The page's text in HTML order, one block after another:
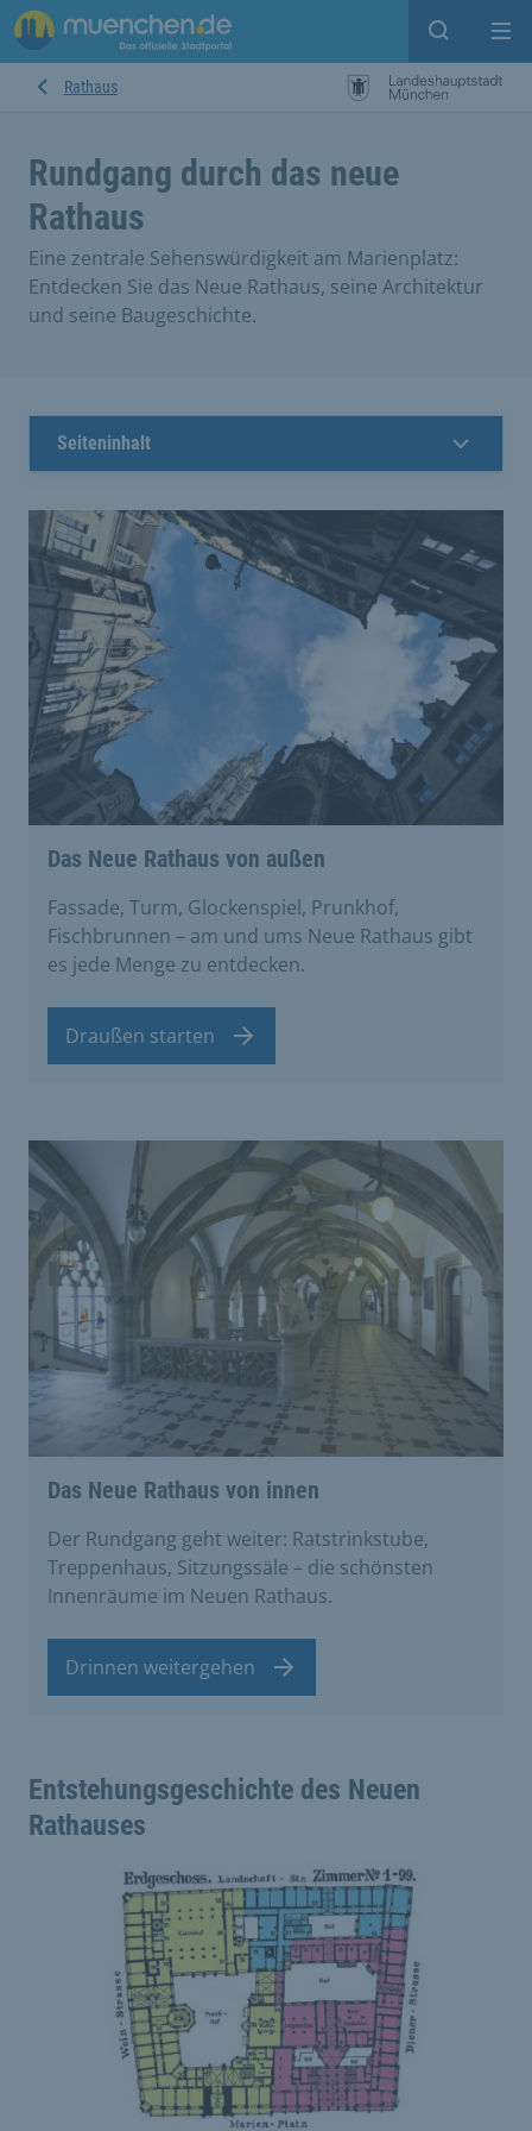
Open
Rathaus
Rundgang durch das neue
Rathaus
Eine zentrale Sehenswürdigkeit am Marienplatz:
Entdecken Sie das Neue Rathaus, seine Architektur
und seine Baugeschichte.
Seiteninhalt
Das Neue Rathaus von außen
Fassade, Turm, Glockenspiel, Prunkhof,
Fischbrunnen – am und ums Neue Rathaus gibt
es jede Menge zu entdecken.
Draußen starten
Das Neue Rathaus von innen
Der Rundgang geht weiter: Ratstrinkstube,
Treppenhaus, Sitzungssäle – die schönsten
Innenräume im Neuen Rathaus.
Drinnen weitergehen
Entstehungsgeschichte des Neuen
Rathauses